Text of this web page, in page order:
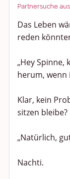
Partnersuche
Das Leben
reden
„Hey
herum, wenn
Klar, kein
sitzen bleibe?
„Natürlich,
Nachti.